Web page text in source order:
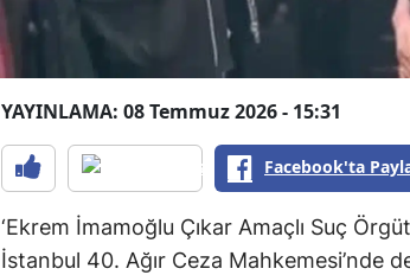
YAYINLAMA: 08 Temmuz 2026 - 15:31
Facebook'ta
‘Ekrem İmamoğlu Çıkar Amaçlı Suç
İstanbul 40. Ağır Ceza Mahkemesi’nde